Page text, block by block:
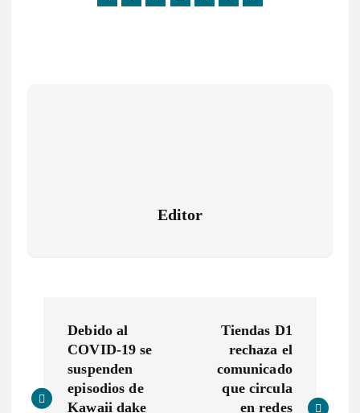
Editor
v
Debido al
COVID-19 se
suspenden
episodios de
Kawaii dake
Tiendas D1
rechaza el
comunicado
que circula
en redes